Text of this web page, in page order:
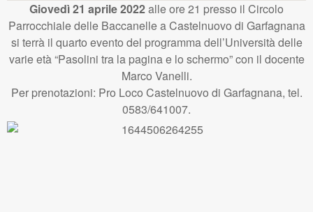
Giovedì 21 aprile 2022alle ore 21 presso il Circolo
Parrocchiale delle Baccanelle a Castelnuovo di Garfagnana
si terrà il quarto evento del programma dell’Università delle
varie età “Pasolini tra la pagina e lo schermo” con il docente
Marco Vanelli.
Per prenotazioni: Pro Loco Castelnuovo di Garfagnana, tel.
0583/641007.